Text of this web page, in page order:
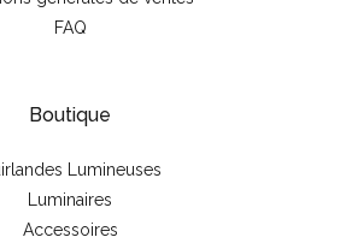
FAQ
Boutique
Lumineuses
Luminaires
Accessoires